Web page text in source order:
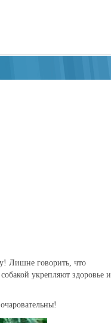
Лишне говорить, что
укрепляют здоровье и